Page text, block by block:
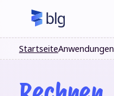
StartseiteAnwendungen